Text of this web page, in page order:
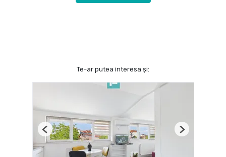
Te-ar putea interesa și:
Previous Next